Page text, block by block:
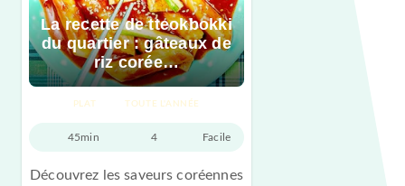
La recette de tteokbokki
du quartier : gâteaux de
riz corée…
PLAT TOUTE L'ANNÉE
45min 4 Facile
Découvrez les saveurs coréennes